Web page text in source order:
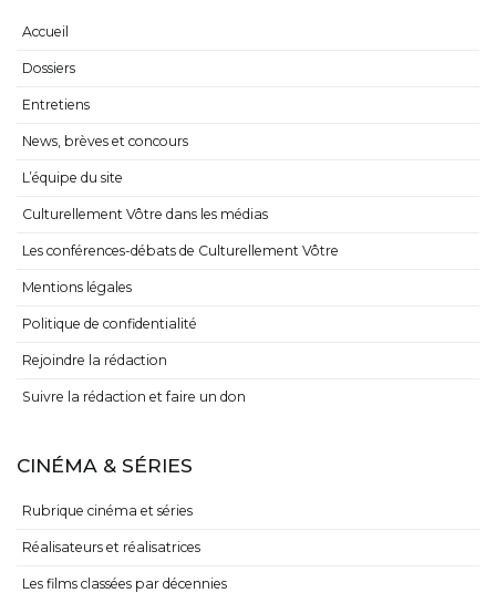
Accueil
Dossiers
Entretiens
News, brèves et concours
L’équipe du site
Culturellement Vôtre dans les médias
Les conférences-débats de Culturellement Vôtre
Mentions légales
Politique de confidentialité
Rejoindre la rédaction
Suivre la rédaction et faire un don
CINÉMA & SÉRIES
Rubrique cinéma et séries
Réalisateurs et réalisatrices
Les films classées par décennies